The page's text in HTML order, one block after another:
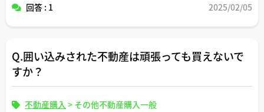
住まいとはあまり関係ない質問ですが可能であれば宅建士
回答 : 1 2025/02/05
Q.囲い込みされた不動産は頑張っても買えないで
すか？
不動産購入 > その他不動産購入一般